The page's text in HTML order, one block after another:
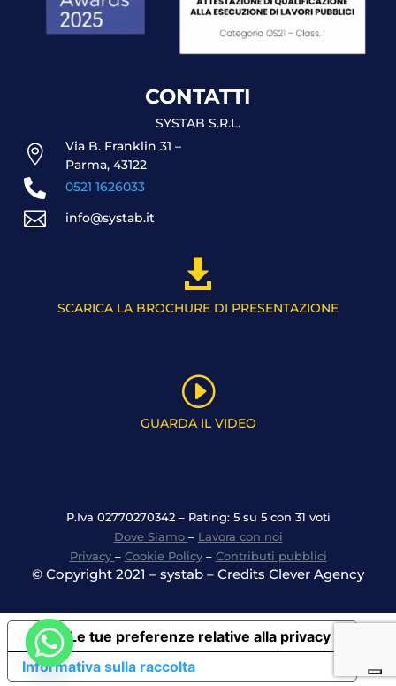
CONTATTI
SYSTAB S.R.L.

Via B. Franklin 31 –
Parma, 43122
 0521 1626033
 info@systab.it

SCARICA LA BROCHURE DI PRESENTAZIONE
I
GUARDA IL VIDEO
P.Iva 02770270342 – Rating: 5 su 5 con 31 voti
Dove Siamo – Lavora con noi
Privacy – Cookie Policy– Contributi pubblici
© Copyright 2021 – systab – Credits Clever Agency
Informativa sulla raccolta
Le tue preferenze relative alla privacy